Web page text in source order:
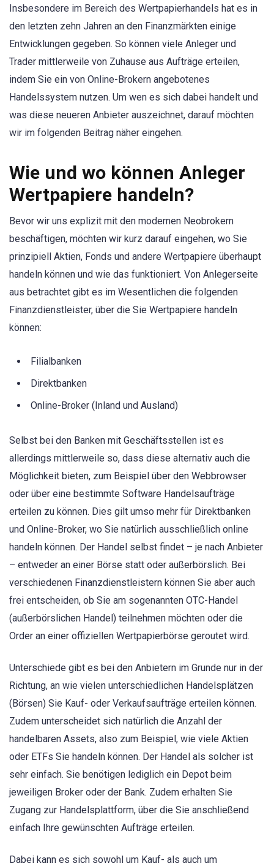
Insbesondere im Bereich des Wertpapierhandels hat es in
den letzten zehn Jahren an den Finanzmärkten einige
Entwicklungen gegeben. So können viele Anleger und
Trader mittlerweile von Zuhause aus Aufträge erteilen,
indem Sie ein von Online-Brokern angebotenes
Handelssystem nutzen. Um wen es sich dabei handelt und
was diese neueren Anbieter auszeichnet, darauf möchten
wir im folgenden Beitrag näher eingehen.
Wie und wo können Anleger
Wertpapiere handeln?
Bevor wir uns explizit mit den modernen Neobrokern
beschäftigen, möchten wir kurz darauf eingehen, wo Sie
prinzipiell Aktien, Fonds und andere Wertpapiere überhaupt
handeln können und wie das funktioniert. Von Anlegerseite
aus betrachtet gibt es im Wesentlichen die folgenden
Finanzdienstleister, über die Sie Wertpapiere handeln
können:
Filialbanken
Direktbanken
Online-Broker (Inland und Ausland)
Selbst bei den Banken mit Geschäftsstellen ist es
allerdings mittlerweile so, dass diese alternativ auch die
Möglichkeit bieten, zum Beispiel über den Webbrowser
oder über eine bestimmte Software Handelsaufträge
erteilen zu können. Dies gilt umso mehr für Direktbanken
und Online-Broker, wo Sie natürlich ausschließlich online
handeln können. Der Handel selbst findet – je nach Anbieter
– entweder an einer Börse statt oder außerbörslich. Bei
verschiedenen Finanzdienstleistern können Sie aber auch
frei entscheiden, ob Sie am sogenannten OTC-Handel
(außerbörslichen Handel) teilnehmen möchten oder die
Order an einer offiziellen Wertpapierbörse geroutet wird.
Unterschiede gibt es bei den Anbietern im Grunde nur in der
Richtung, an wie vielen unterschiedlichen Handelsplätzen
(Börsen) Sie Kauf- oder Verkaufsaufträge erteilen können.
Zudem unterscheidet sich natürlich die Anzahl der
handelbaren Assets, also zum Beispiel, wie viele Aktien
oder ETFs Sie handeln können. Der Handel als solcher ist
sehr einfach. Sie benötigen lediglich ein Depot beim
jeweiligen Broker oder der Bank. Zudem erhalten Sie
Zugang zur Handelsplattform, über die Sie anschließend
einfach Ihre gewünschten Aufträge erteilen.
Dabei kann es sich sowohl um Kauf- als auch um